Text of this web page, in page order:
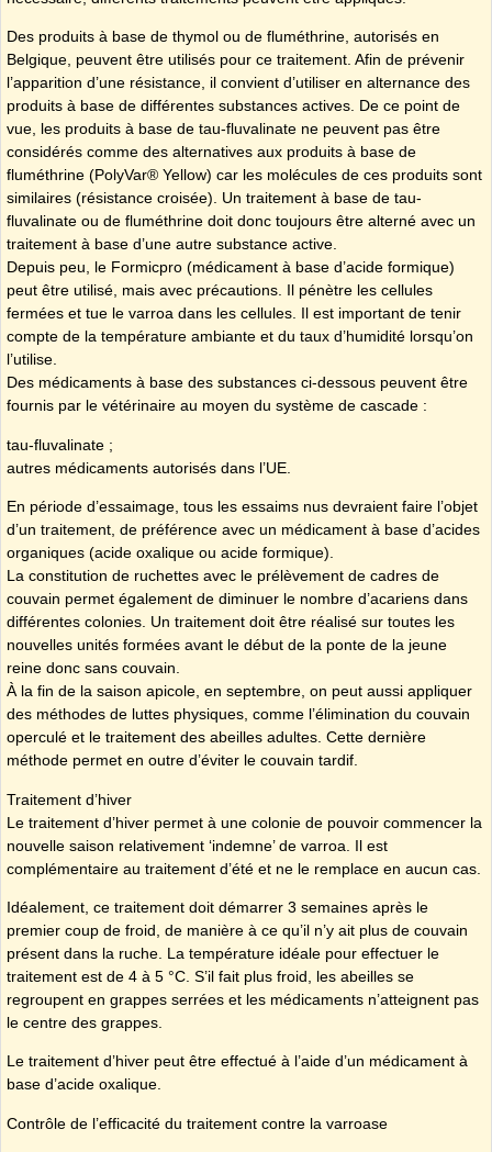
Des produits à base de thymol ou de fluméthrine, autorisés en
Belgique, peuvent être utilisés pour ce traitement. Afin de prévenir
l’apparition d’une résistance, il convient d’utiliser en alternance des
produits à base de différentes substances actives. De ce point de
vue, les produits à base de tau-fluvalinate ne peuvent pas être
considérés comme des alternatives aux produits à base de
fluméthrine (PolyVar® Yellow) car les molécules de ces produits sont
similaires (résistance croisée). Un traitement à base de tau-
fluvalinate ou de fluméthrine doit donc toujours être alterné avec un
traitement à base d’une autre substance active.
Depuis peu, le Formicpro (médicament à base d’acide formique)
peut être utilisé, mais avec précautions. Il pénètre les cellules
fermées et tue le varroa dans les cellules. Il est important de tenir
compte de la température ambiante et du taux d’humidité lorsqu’on
l’utilise.
Des médicaments à base des substances ci-dessous peuvent être
fournis par le vétérinaire au moyen du système de cascade :
tau-fluvalinate ;
autres médicaments autorisés dans l’UE.
En période d’essaimage, tous les essaims nus devraient faire l’objet
d’un traitement, de préférence avec un médicament à base d’acides
organiques (acide oxalique ou acide formique).
La constitution de ruchettes avec le prélèvement de cadres de
couvain permet également de diminuer le nombre d’acariens dans
différentes colonies. Un traitement doit être réalisé sur toutes les
nouvelles unités formées avant le début de la ponte de la jeune
reine donc sans couvain.
À la fin de la saison apicole, en septembre, on peut aussi appliquer
des méthodes de luttes physiques, comme l’élimination du couvain
operculé et le traitement des abeilles adultes. Cette dernière
méthode permet en outre d’éviter le couvain tardif.
Traitement d’hiver
Le traitement d’hiver permet à une colonie de pouvoir commencer la
nouvelle saison relativement ‘indemne’ de varroa. Il est
complémentaire au traitement d’été et ne le remplace en aucun cas.
Idéalement, ce traitement doit démarrer 3 semaines après le
premier coup de froid, de manière à ce qu’il n’y ait plus de couvain
présent dans la ruche. La température idéale pour effectuer le
traitement est de 4 à 5 °C. S’il fait plus froid, les abeilles se
regroupent en grappes serrées et les médicaments n’atteignent pas
le centre des grappes.
Le traitement d’hiver peut être effectué à l’aide d’un médicament à
base d’acide oxalique.
Contrôle de l’efficacité du traitement contre la varroase